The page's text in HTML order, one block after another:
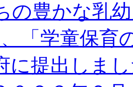
の豊かな乳
「学童保育
に提出しま